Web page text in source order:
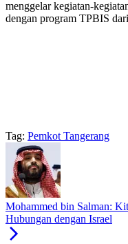
menggelar kegiatan-
dengan program TPBIS
Tag: Pemkot Tangerang
Mohammed bin Salman:
Hubungan dengan Israel